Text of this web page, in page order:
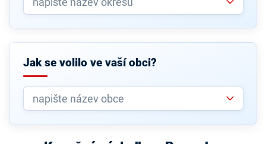
Jak se volilo ve vaší obci?